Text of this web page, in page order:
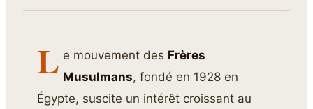
L e mouvement des Frères
Musulmans, fondé en 1928 en
Égypte, suscite un intérêt croissant au